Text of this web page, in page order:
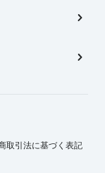
取引法に基づく表記